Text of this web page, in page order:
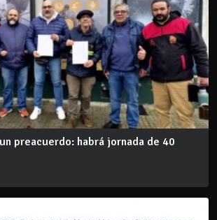
preacuerdo: habrá jornada de 40